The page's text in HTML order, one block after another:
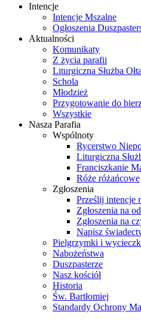
Intencje
Intencje Mszalne
Ogłoszenia
Aktualności
Komunikaty
Z życia parafii
Liturgiczna Służba
Schola
Młodzież
Przygotowanie do
Wszystkie
Nasza Parafia
Wspólnoty
Rycerstwo
Liturgiczna
Franciszkanie
Róże różańcowe
Zgłoszenia
Prześlij intencje
Zgłoszenia na
Zgłoszenia na
Napisz
Pielgrzymki i
Nabożeństwa
Duszpasterze
Nasz kościół
Historia
Św. Bartłomiej
Standardy Ochrony